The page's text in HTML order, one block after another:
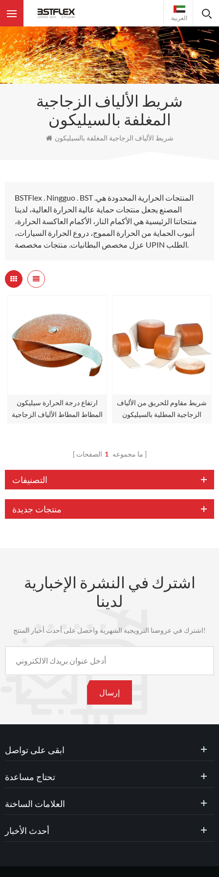
العربية
شريط الألياف الزجاجية
المغلفة بالسيليكون
شريط الألياف الزجاجية المغلفة بالسيليكون
BSTFlex . Ningguo . BST .المنتجات الحرارية المحدودة هي
المصنع يجعل منتجات حماية عالية الحرارة العالية، لدينا
منتجاتنا الرئيسية هي الأكمام النار، الأكمام العاكسة الحرارة،
أنبوب الحماية من الحرارة المموج، دروع الحرارة السيارات،
ارتفاع درجة الحرارة سيليكون
المطاط المطاط الألياف الزجاجية
شريط مقاوم للحريق من الألياف
الزجاجية المطلية بالسيليكون
ما مجموعه 1 الصفحات
التصنيفات
منتجات جديدة
اشترك في النشرة الإخبارية
لدينا
اشترك في عروضنا الترويجية الشهرية واحصل على أحدث أخبار المنتج!
ابقى على تواصل
تحتاج مساعدة
العلامات الساخنة
أحدث الأخبار